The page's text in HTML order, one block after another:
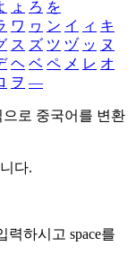
ょ ろ を
ワ ヮ ン イ ィ キ
ス ズ ツ ヅ ッ ヌ
ヘ ベ ペ メ レ オ
ヲ ―
로 중국어를 변환
다.
력하시고 space를